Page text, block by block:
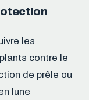
les
contre le
de prêle ou
lune